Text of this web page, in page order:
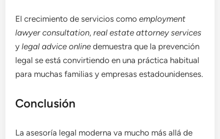
El crecimiento de servicios comoemployment
lawyer consultation,real estate attorney services
ylegal advice online demuestra que la prevención
legal se está convirtiendo en una práctica habitual
para muchas familias y empresas estadounidenses.
Conclusión
La asesoría legal moderna va mucho más allá de